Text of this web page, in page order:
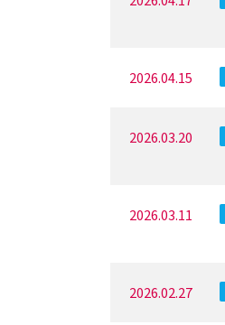
2026.04.15
2026.03.20
2026.03.11
2026.02.27